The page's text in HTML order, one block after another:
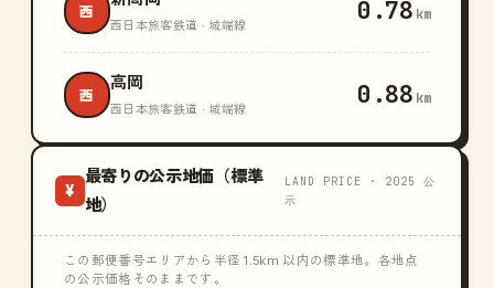
西
西日本旅客鉄道 · 城端線 0.78 km
西
高岡
西日本旅客鉄道 · 城端線 0.88 km
¥
最寄りの公示地価（標準
地）
LAND PRICE · 2025 公
示
この郵便番号エリアから半径 1.5km 以内の標準地。各地点
の公示価格そのままです。